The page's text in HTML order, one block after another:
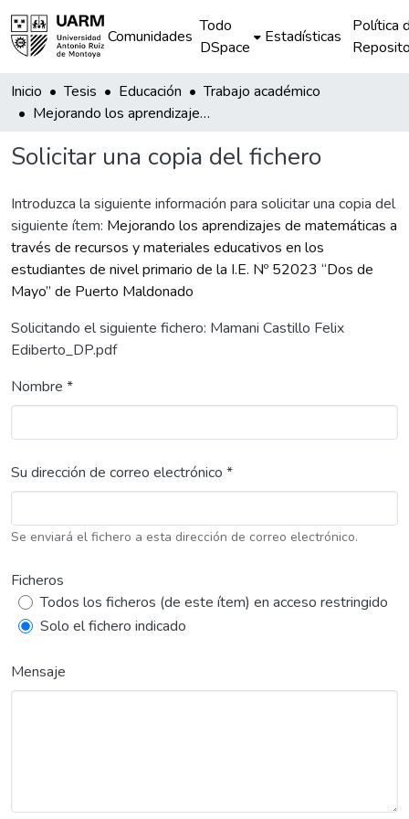
Comunidades
Todo
DSpace
Estadísticas
Política
Inicio Tesis Educación
Trabajo académico
Mejorando los aprendizajes de matemáticas a través de recursos y materiales educativos en los estudiantes de nivel primario de la I.E. Nº 52023 “Dos de Mayo” de Puerto Maldonado
Solicitar una copia del fichero
Introduzca la siguiente información para solicitar una copia del
siguiente ítem: Mejorando los aprendizajes de matemáticas a
través de recursos y materiales educativos en los
estudiantes de nivel primario de la I.E. Nº 52023 “Dos de
Mayo” de Puerto Maldonado
Solicitando el siguiente fichero: Mamani Castillo Felix
Ediberto_DP.pdf
Nombre *
Su dirección de correo electrónico *
Se enviará el fichero a esta dirección de correo electrónico.
Ficheros
Todos los ficheros (de este ítem) en acceso restringido
Solo el fichero indicado
Mensaje